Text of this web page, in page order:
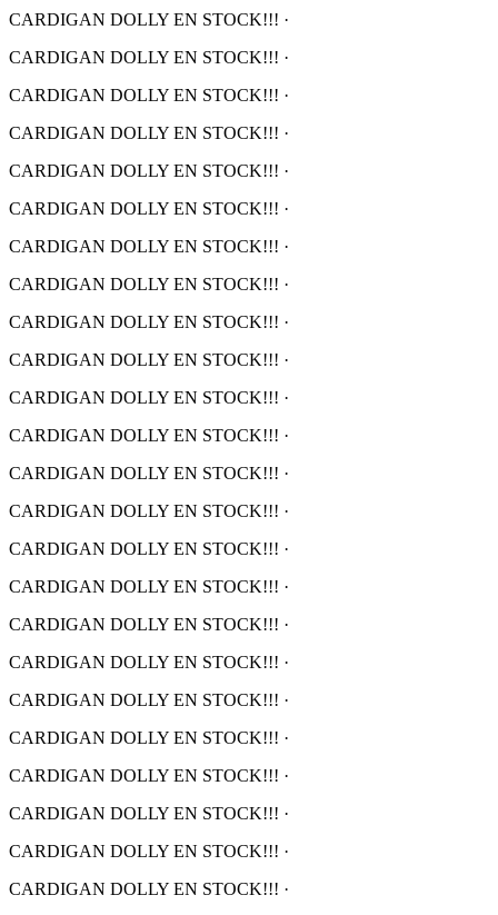
CARDIGAN DOLLY EN STOCK!!! ·
CARDIGAN DOLLY EN STOCK!!! ·
CARDIGAN DOLLY EN STOCK!!! ·
CARDIGAN DOLLY EN STOCK!!! ·
CARDIGAN DOLLY EN STOCK!!! ·
CARDIGAN DOLLY EN STOCK!!! ·
CARDIGAN DOLLY EN STOCK!!! ·
CARDIGAN DOLLY EN STOCK!!! ·
CARDIGAN DOLLY EN STOCK!!! ·
CARDIGAN DOLLY EN STOCK!!! ·
CARDIGAN DOLLY EN STOCK!!! ·
CARDIGAN DOLLY EN STOCK!!! ·
CARDIGAN DOLLY EN STOCK!!! ·
CARDIGAN DOLLY EN STOCK!!! ·
CARDIGAN DOLLY EN STOCK!!! ·
CARDIGAN DOLLY EN STOCK!!! ·
CARDIGAN DOLLY EN STOCK!!! ·
CARDIGAN DOLLY EN STOCK!!! ·
CARDIGAN DOLLY EN STOCK!!! ·
CARDIGAN DOLLY EN STOCK!!! ·
CARDIGAN DOLLY EN STOCK!!! ·
CARDIGAN DOLLY EN STOCK!!! ·
CARDIGAN DOLLY EN STOCK!!! ·
CARDIGAN DOLLY EN STOCK!!! ·